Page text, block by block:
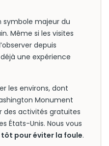
symbole majeur du
Même si les visites
depuis
une expérience
les environs, dont
Monument
des activités gratuites
États-Unis. Nous vous
tôt pour éviter la foule.